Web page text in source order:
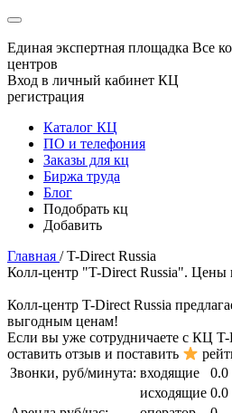
Единая экспертная площадка Все
центров
Вход в личный кабинет КЦ
регистрация
Каталог КЦ
ПО и телефония
Заказы для кц
Биржа труда
Блог
Подобрать кц
Добавить
Главная / T-Direct Russia
Колл-центр "T-Direct Russia". Цены
Колл-центр T-Direct Russia
выгодным ценам!
Если вы уже сотрудничаете с КЦ T-
оставить отзыв и поставить
Звонки, руб/минута: входящие
0.0
исходящие 0.0